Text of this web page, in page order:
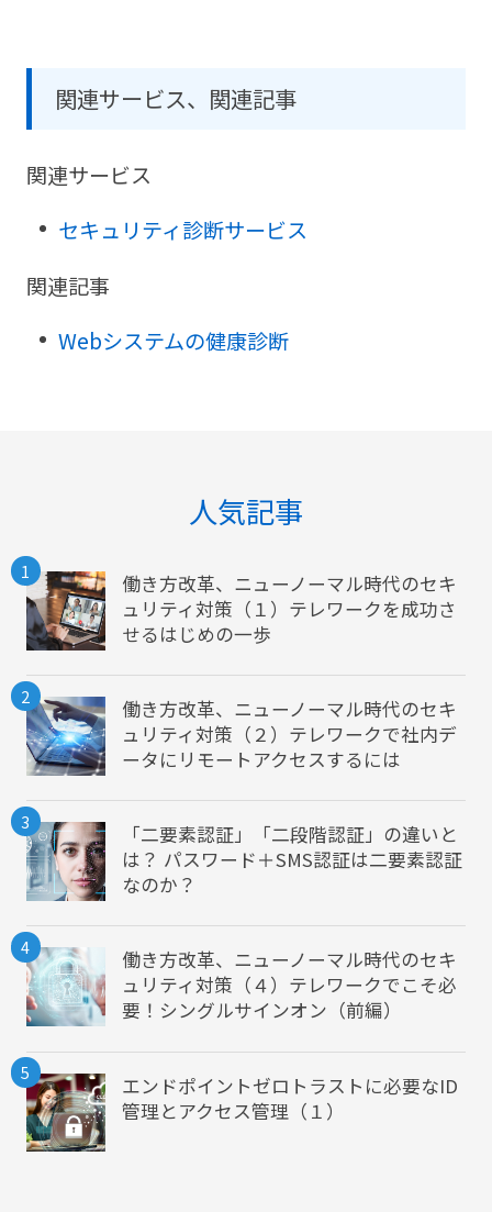
関連サービス、関連記事
関連サービス
セキュリティ診断サービス
関連記事
Webシステムの健康診断
人気記事
1
働き方改革、ニューノーマル時代のセキ
ュリティ対策（１）テレワークを成功さ
せるはじめの一歩
2
働き方改革、ニューノーマル時代のセキ
ュリティ対策（２）テレワークで社内デ
ータにリモートアクセスするには
3
「二要素認証」「二段階認証」の違いと
は？ パスワード＋SMS認証は二要素認証
なのか？
4
働き方改革、ニューノーマル時代のセキ
ュリティ対策（４）テレワークでこそ必
要！シングルサインオン（前編）
5
エンドポイントゼロトラストに必要なID
管理とアクセス管理（１）